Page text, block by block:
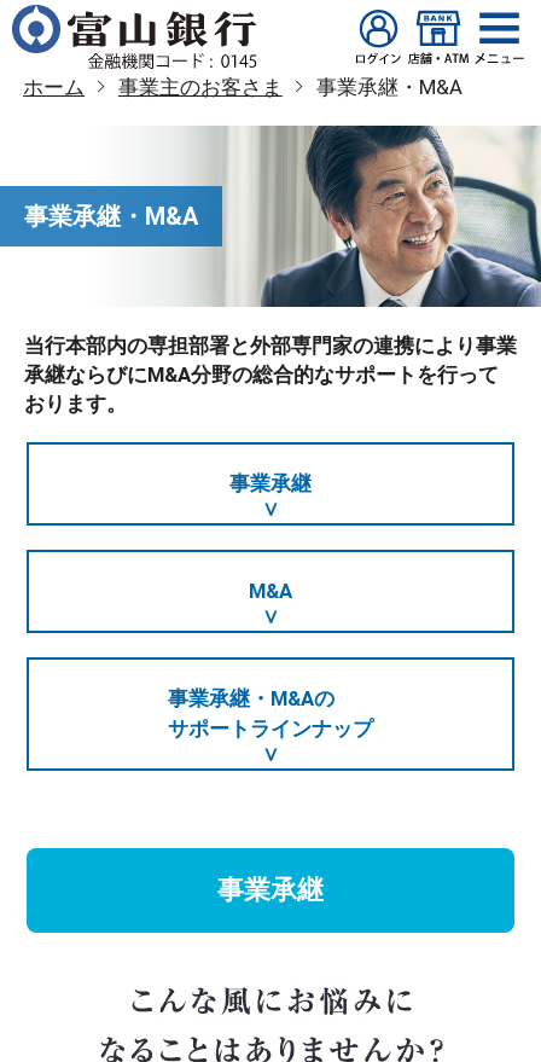
ホーム 事業主のお客さま 事業承継・M&A
事業承継・M&A
当行本部内の専担部署と外部専門家の連携により事業
承継ならびにM&A分野の総合的なサポートを行って
おります。
事業承継
M&A
事業承継・M&Aの
サポートラインナップ
事業承継